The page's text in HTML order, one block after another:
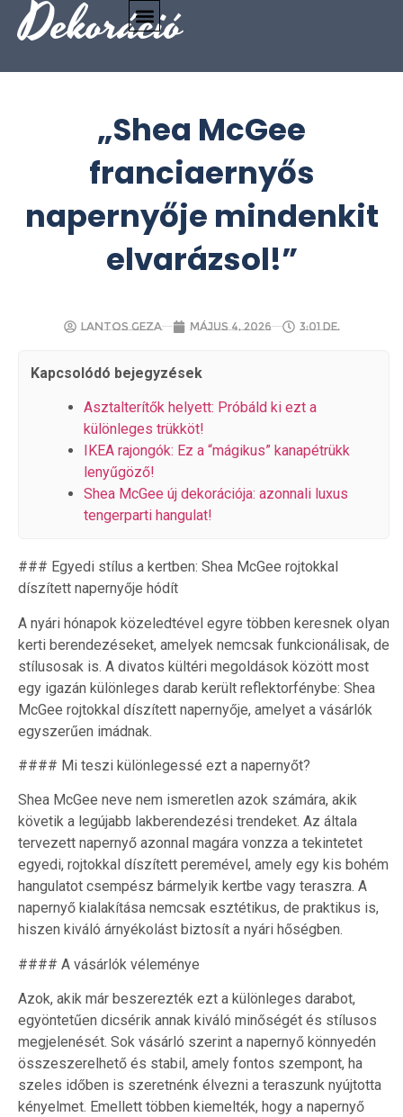
Dekoráció
„Shea McGee
franciaernyős
napernyője mindenkit
elvarázsol!”
Lantos Geza május 4, 2026 3:01 de.
Kapcsolódó bejegyzések
Asztalterítők helyett: Próbáld ki ezt a
különleges trükköt!
IKEA rajongók: Ez a “mágikus” kanapétrükk
lenyűgöző!
Shea McGee új dekorációja: azonnali luxus
tengerparti hangulat!
### Egyedi stílus a kertben: Shea McGee rojtokkal
díszített napernyője hódít
A nyári hónapok közeledtével egyre többen keresnek olyan
kerti berendezéseket, amelyek nemcsak funkcionálisak, de
stílusosak is. A divatos kültéri megoldások között most
egy igazán különleges darab került reflektorfénybe: Shea
McGee rojtokkal díszített napernyője, amelyet a vásárlók
egyszerűen imádnak.
#### Mi teszi különlegessé ezt a napernyőt?
Shea McGee neve nem ismeretlen azok számára, akik
követik a legújabb lakberendezési trendeket. Az általa
tervezett napernyő azonnal magára vonzza a tekintetet
egyedi, rojtokkal díszített peremével, amely egy kis bohém
hangulatot csempész bármelyik kertbe vagy teraszra. A
napernyő kialakítása nemcsak esztétikus, de praktikus is,
hiszen kiváló árnyékolást biztosít a nyári hőségben.
#### A vásárlók véleménye
Azok, akik már beszerezték ezt a különleges darabot,
egyöntetűen dicsérik annak kiváló minőségét és stílusos
megjelenését. Sok vásárló szerint a napernyő könnyedén
összeszerelhető és stabil, amely fontos szempont, ha
szeles időben is szeretnénk élvezni a teraszunk nyújtotta
kényelmet. Emellett többen kiemelték, hogy a napernyő